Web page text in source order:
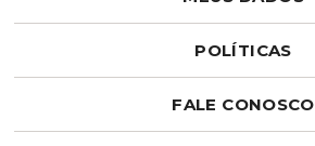
POLÍTICAS
FALE CONOSCO